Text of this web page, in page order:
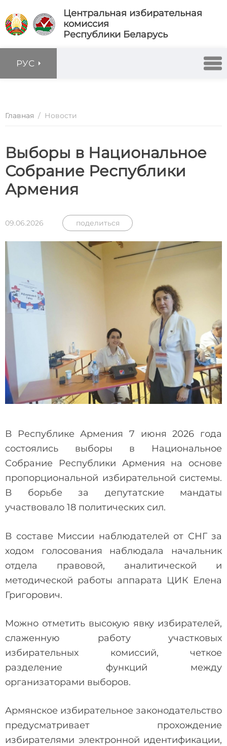
Центральная избирательная
комиссия
Республики Беларусь
РУС
Главная / Новости
Выборы в Национальное
Собрание Республики
Армения
09.06.2026 поделиться
В Республике Армения 7 июня 2026 года
состоялись выборы в Национальное
Собрание Республики Армения на основе
пропорциональной избирательной системы.
В борьбе за депутатские мандаты
участвовало 18 политических сил.
В составе Миссии наблюдателей от СНГ за
ходом голосования наблюдала начальник
отдела правовой, аналитической и
методической работы аппарата ЦИК Елена
Григорович.
Можно отметить высокую явку избирателей,
слаженную работу участковых
избирательных комиссий, четкое
разделение функций между
организаторами выборов.
Армянское избирательное законодательство
предусматривает прохождение
избирателями электронной идентификации,